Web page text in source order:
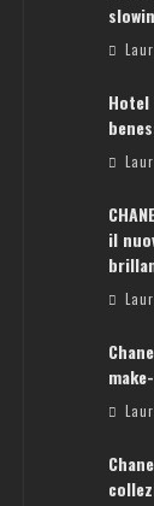
Hotel
il